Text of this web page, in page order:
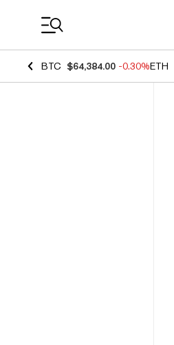
BTC $64,384.00 -0.30%ETH